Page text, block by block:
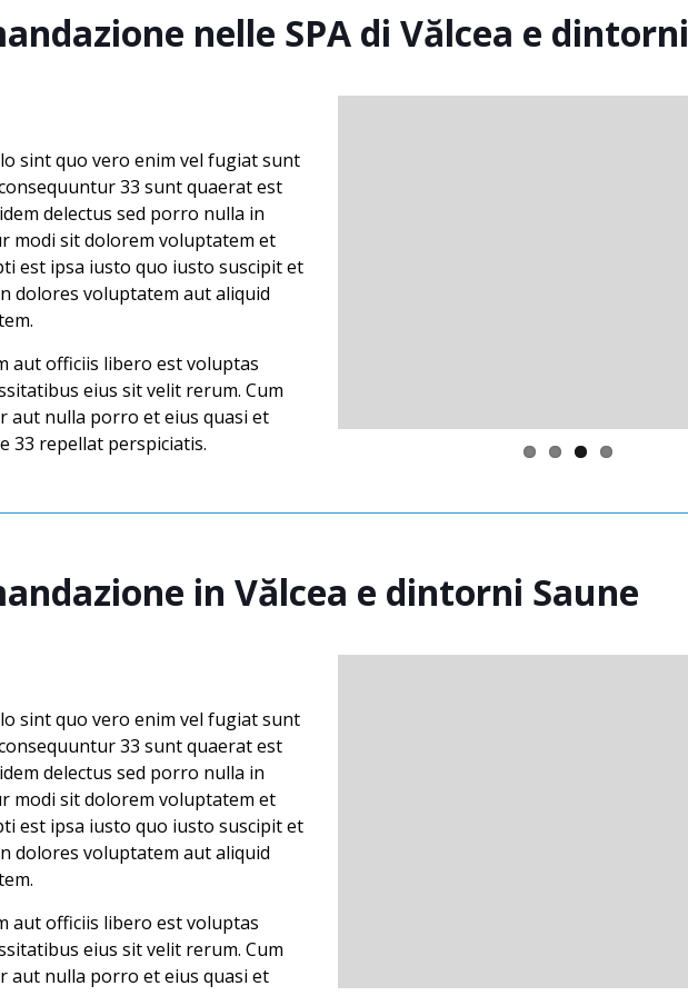
nelle SPA di Vălcea e dintorni
sint quo vero enim vel fugiat sunt
33 sunt quaerat est
delectus sed porro nulla in
modi sit dolorem voluptatem et
est ipsa iusto quo iusto suscipit et
dolores voluptatem aut aliquid
aut officiis libero est voluptas
eius sit velit rerum. Cum
aut nulla porro et eius quasi et
33 repellat perspiciatis.
in Vălcea e dintorni Saune
sint quo vero enim vel fugiat sunt
33 sunt quaerat est
delectus sed porro nulla in
modi sit dolorem voluptatem et
est ipsa iusto quo iusto suscipit et
dolores voluptatem aut aliquid
aut officiis libero est voluptas
eius sit velit rerum. Cum
aut nulla porro et eius quasi et